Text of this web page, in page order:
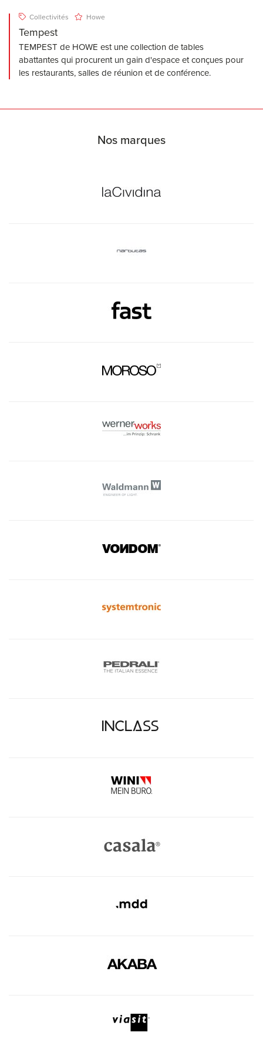
Collectivités Howe
Tempest
TEMPEST de HOWE est une collection de tables
abattantes qui procurent un gain d'espace et conçues pour
les restaurants, salles de réunion et de conférence.
Nos marques